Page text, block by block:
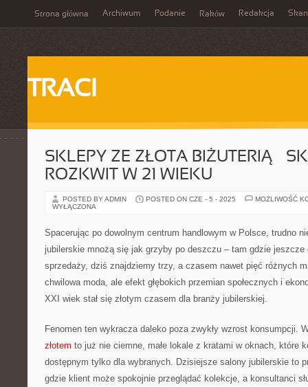
Strona główna Archiwum Podanie Raków Redakcja
TRACI
SKLEPY ZE ZŁOTA BIŻUTERIĄ –
ROZKWIT W 21 WIEKU
POSTED BY ADMIN POSTED ON CZE - 5 - 2025
MOŻLIWOŚĆ
WYŁĄCZONA
Spacerując po dowolnym centrum handlowym w Polsce, trudno
jubilerskie mnożą się jak grzyby po deszczu – tam gdzie jeszcze
sprzedaży, dziś znajdziemy trzy, a czasem nawet pięć różnych
chwilowa moda, ale efekt głębokich przemian społecznych i
XXI wiek stał się złotym czasem dla branży jubilerskiej.
Fenomen ten wykracza daleko poza zwykły wzrost konsumpcji.
złotem to już nie ciemne, małe lokale z kratami w oknach, które
dostępnym tylko dla wybranych. Dzisiejsze salony jubilerskie to
gdzie klient może spokojnie przeglądać kolekcje, a konsultanci